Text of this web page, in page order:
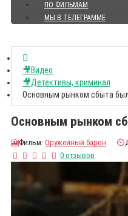
ПО ФИЛЬМАМ
МЫ В ТЕЛЕГРАММЕ
🎥Видео
🎥Детективы, криминал
Основным рынком сбыта
Основным рынком
🎦Фильм: Оружейный барон ⏲️
0 отзывов